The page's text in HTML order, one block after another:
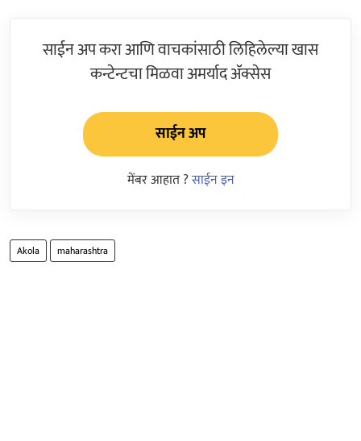
साईन अप करा आणि वाचकांसाठी लिहिलेल्या खास
कन्टेन्टचा मिळवा अमर्याद ॲक्सेस
साईन अप
मेंबर आहात ?साईन इन
Akola maharashtra